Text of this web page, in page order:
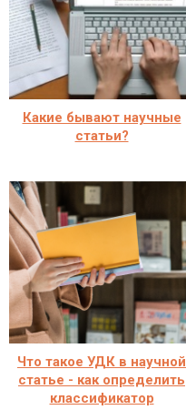
Какие бывают научные
статьи?
Что такое УДК в научной
статье - как определить
классификатор